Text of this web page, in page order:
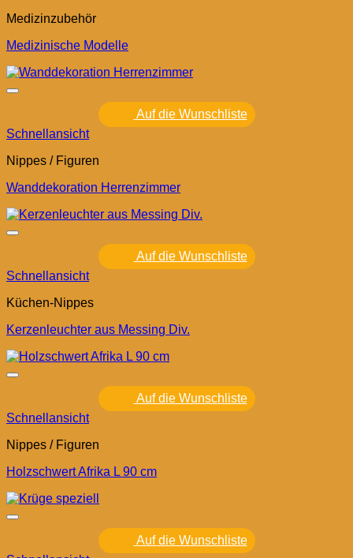
Medizinzubehör
Medizinische Modelle
Auf die Wunschliste
Schnellansicht
Nippes / Figuren
Wanddekoration Herrenzimmer
Auf die Wunschliste
Schnellansicht
Küchen-Nippes
Kerzenleuchter aus Messing Div.
Auf die Wunschliste
Schnellansicht
Nippes / Figuren
Holzschwert Afrika L 90 cm
Auf die Wunschliste